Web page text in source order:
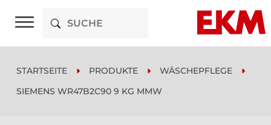
STARTSEITE PRODUKTE
WÄSCHEPFLEGE
SIEMENS WR47B2C90 9 KG MMW